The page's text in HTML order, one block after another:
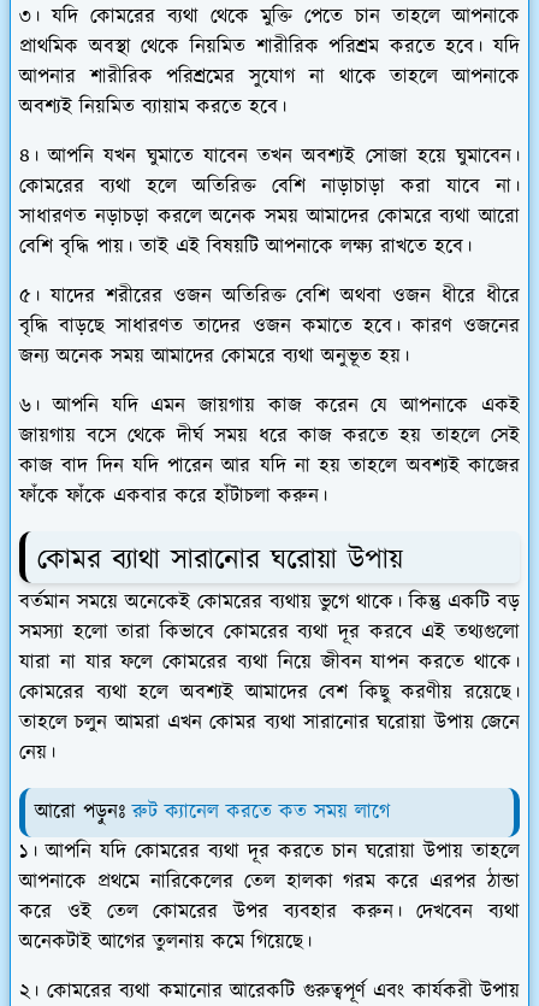
৩। যদি কোমরের ব্যথা থেকে মুক্তি পেতে চান তাহলে আপনাকে
প্রাথমিক অবস্থা থেকে নিয়মিত শারীরিক পরিশ্রম করতে হবে। যদি
আপনার শারীরিক পরিশ্রমের সুযোগ না থাকে তাহলে আপনাকে
অবশ্যই নিয়মিত ব্যায়াম করতে হবে।
৪। আপনি যখন ঘুমাতে যাবেন তখন অবশ্যই সোজা হয়ে ঘুমাবেন।
কোমরের ব্যথা হলে অতিরিক্ত বেশি নাড়াচাড়া করা যাবে না।
সাধারণত নড়াচড়া করলে অনেক সময় আমাদের কোমরে ব্যথা আরো
বেশি বৃদ্ধি পায়। তাই এই বিষয়টি আপনাকে লক্ষ্য রাখতে হবে।
৫। যাদের শরীরের ওজন অতিরিক্ত বেশি অথবা ওজন ধীরে ধীরে
বৃদ্ধি বাড়ছে সাধারণত তাদের ওজন কমাতে হবে। কারণ ওজনের
জন্য অনেক সময় আমাদের কোমরে ব্যথা অনুভূত হয়।
৬। আপনি যদি এমন জায়গায় কাজ করেন যে আপনাকে একই
জায়গায় বসে থেকে দীর্ঘ সময় ধরে কাজ করতে হয় তাহলে সেই
কাজ বাদ দিন যদি পারেন আর যদি না হয় তাহলে অবশ্যই কাজের
ফাঁকে ফাঁকে একবার করে হাঁটাচলা করুন।
কোমর ব্যাথা সারানোর ঘরোয়া উপায়
বর্তমান সময়ে অনেকেই কোমরের ব্যথায় ভুগে থাকে। কিন্তু একটি বড়
সমস্যা হলো তারা কিভাবে কোমরের ব্যথা দূর করবে এই তথ্যগুলো
যারা না যার ফলে কোমরের ব্যথা নিয়ে জীবন যাপন করতে থাকে।
কোমরের ব্যথা হলে অবশ্যই আমাদের বেশ কিছু করণীয় রয়েছে।
তাহলে চলুন আমরা এখন কোমর ব্যথা সারানোর ঘরোয়া উপায় জেনে
নেয়।
আরো পড়ুনঃরুট ক্যানেল করতে কত সময় লাগে
১। আপনি যদি কোমরের ব্যথা দূর করতে চান ঘরোয়া উপায় তাহলে
আপনাকে প্রথমে নারিকেলের তেল হালকা গরম করে এরপর ঠান্ডা
করে ওই তেল কোমরের উপর ব্যবহার করুন। দেখবেন ব্যথা
অনেকটাই আগের তুলনায় কমে গিয়েছে।
২। কোমরের ব্যথা কমানোর আরেকটি গুরুত্বপূর্ণ এবং কার্যকরী উপায়